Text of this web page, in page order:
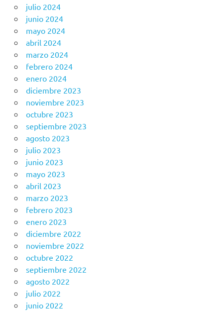
julio 2024
junio 2024
mayo 2024
abril 2024
marzo 2024
febrero 2024
enero 2024
diciembre 2023
noviembre 2023
octubre 2023
septiembre 2023
agosto 2023
julio 2023
junio 2023
mayo 2023
abril 2023
marzo 2023
febrero 2023
enero 2023
diciembre 2022
noviembre 2022
octubre 2022
septiembre 2022
agosto 2022
julio 2022
junio 2022